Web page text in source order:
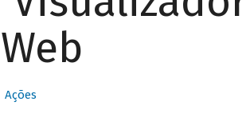
Web
Ações